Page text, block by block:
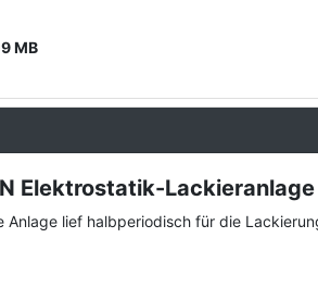
MB
Elektrostatik-
Anlage lief halbperiodisch für die